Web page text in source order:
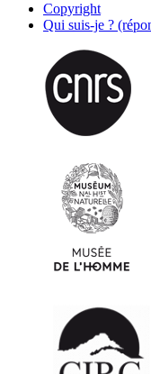
Copyright
Qui suis-je ?